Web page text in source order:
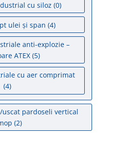
cu siloz (0)
ulei și span (4)
anti-explozie –
ATEX (5)
cu aer comprimat
(4)
pardoseli vertical
(2)